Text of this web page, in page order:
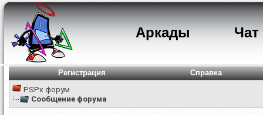
Аркады Чат
Регистрация
Справка
PSPx форум
Сообщение форума